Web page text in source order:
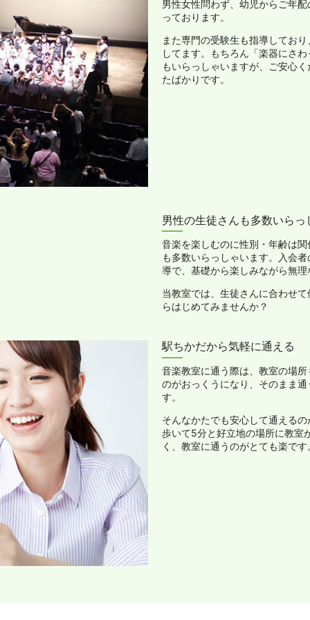
男性女性問わず、幼児からご年
っております。
また専門の受験生も指導してお
してます。もちろん「楽器にさ
もいらっしゃいますが、ご安心
たばかりです。
男性の生徒さんも多数いらっ
音楽を楽しむのに性別・年齢は
も多数いらっしゃいます。入会
導で、基礎から楽しみながら無
当教室では、生徒さんに合わせ
らはじめてみませんか？
駅ちかだから気軽に通える
音楽教室に通う際は、教室の場
のがおっくうになり、そのまま
す。
そんなかたでも安心して通える
歩いて5分と好立地の場所に教室
く、教室に通うのがとても楽です